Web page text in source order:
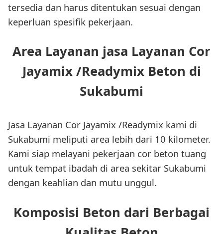
tersedia dan harus ditentukan sesuai dengan
keperluan spesifik pekerjaan.
Area Layanan jasa Layanan Cor
Jayamix /Readymix Beton di
Sukabumi
Jasa Layanan Cor Jayamix /Readymix kami di
Sukabumi meliputi area lebih dari 10 kilometer.
Kami siap melayani pekerjaan cor beton tuang
untuk tempat ibadah di area sekitar Sukabumi
dengan keahlian dan mutu unggul.
Komposisi Beton dari Berbagai